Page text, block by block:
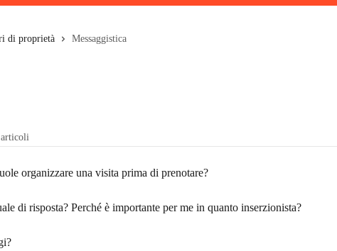
di proprietà Messaggistica
organizzare una visita prima di prenotare?
di risposta? Perché è importante per me in quanto inserzionista?